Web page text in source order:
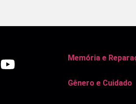
Memória e
Gênero e Cuidado